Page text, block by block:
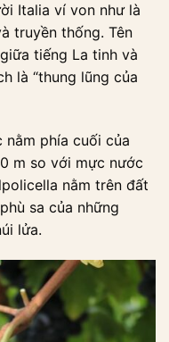
Italia ví von như là
truyền thống. Tên
tiếng La tinh và
là “thung lũng của
phía cuối của
m so với mực nước
nằm trên đất
sa của những
lửa.